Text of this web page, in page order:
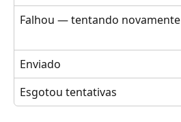
Falhou — tentando novamente
Enviado
Esgotou tentativas